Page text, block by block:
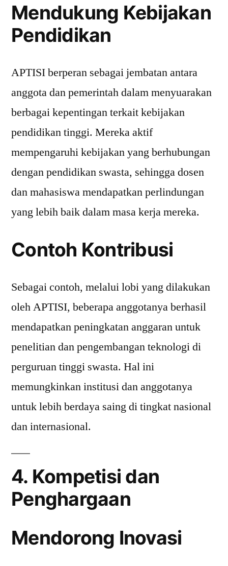
Mendukung Kebijakan
Pendidikan
APTISI berperan sebagai jembatan antara
anggota dan pemerintah dalam menyuarakan
berbagai kepentingan terkait kebijakan
pendidikan tinggi. Mereka aktif
mempengaruhi kebijakan yang berhubungan
dengan pendidikan swasta, sehingga dosen
dan mahasiswa mendapatkan perlindungan
yang lebih baik dalam masa kerja mereka.
Contoh Kontribusi
Sebagai contoh, melalui lobi yang dilakukan
oleh APTISI, beberapa anggotanya berhasil
mendapatkan peningkatan anggaran untuk
penelitian dan pengembangan teknologi di
perguruan tinggi swasta. Hal ini
memungkinkan institusi dan anggotanya
untuk lebih berdaya saing di tingkat nasional
dan internasional.
4. Kompetisi dan
Penghargaan
Mendorong Inovasi